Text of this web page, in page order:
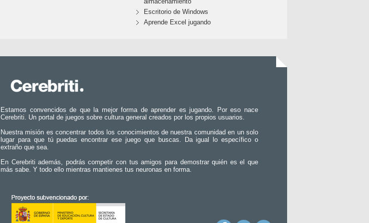
Escritorio de Windows
Aprende Excel jugando
Estamos convencidos de que la mejor forma de aprender es jugando. Por eso nace
Cerebriti. Un portal de juegos sobre cultura general creados por los propios usuarios.
Nuestra misión es concentrar todos los conocimientos de nuestra comunidad en un solo
lugar para que tú puedas encontrar ese juego que buscas. Da igual lo específico o
extraño que sea.
En Cerebriti además, podrás competir con tus amigos para demostrar quién es el que
más sabe. Y todo ello mientras mantienes tus neuronas en forma.